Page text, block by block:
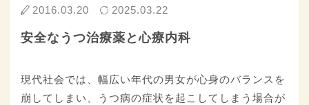
2016.03.20 2025.03.22
安全なうつ治療薬と心療内科
現代社会では、幅広い年代の男女が心身のバランスを
崩してしまい、うつ病の症状を起こしてしまう場合が